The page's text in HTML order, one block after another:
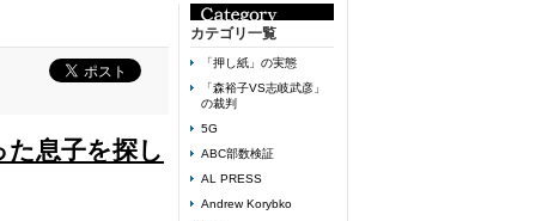
息子を探し
カテゴリ一覧
「押し紙」の実態
「森裕子VS志岐武彦」
の裁判
5G
ABC部数検証
AL PRESS
Andrew Korybko